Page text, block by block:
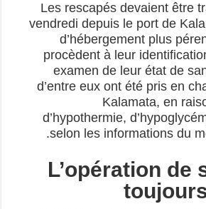
Les rescapés devaient être
vendredi depuis le port de
d’hébergement plus
procèdent à leur
examen de leur état de
d’entre eux ont été pris en
Kalamata, en
d’hypothermie,
selon les informations du
L’opération de